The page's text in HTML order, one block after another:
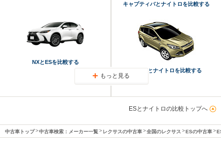
NXとESを比較する
キャプティバとナイトロを比較する
クーガとナイトロを比較する
もっと見る
ESとナイトロの比較トップへ
中古車トップ 中古車検索：メーカー一覧 レクサスの中古車 全国のレクサス ESの中古車